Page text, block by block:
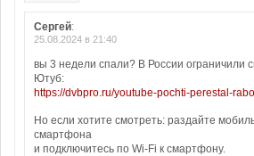
Сергей:
25.08.2024 в 21:40
вы 3 недели спали? В России ограничили
Ютуб:
https://dvbpro.ru/youtube-pochti-perestal-
Но если хотите смотреть: раздайте
смартфона
и подключитесь по Wi-Fi к смартфону.